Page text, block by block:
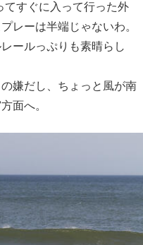
てすぐに入って行った外
レーは半端じゃないわ。
ールっぷりも素晴らし
嫌だし、ちょっと風が南
面へ。